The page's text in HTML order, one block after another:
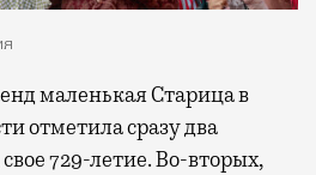
отметила сразу два
729-летие. Во-вторых,